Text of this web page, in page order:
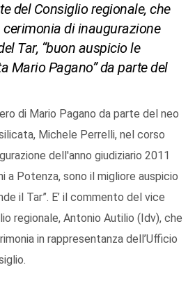
del Consiglio regionale, che
di inaugurazione
Tar, “buon auspicio le
Mario Pagano” da parte del
di Mario Pagano da parte del neo
Michele Perrelli, nel corso
dell'anno giudiziario 2011
a Potenza, sono il migliore auspicio
il Tar”. E’ il commento del vice
regionale, Antonio Autilio (Idv), che
in rappresentanza dell’Ufficio